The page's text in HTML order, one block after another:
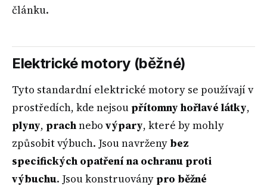
článku.
Elektrické motory (běžné)
Tyto standardní elektrické motory se používají v
prostředích, kde nejsoupřítomny hořlavé látky,
plyny, prachnebo výpary, které by mohly
způsobit výbuch. Jsou navrženy bez
specifických opatření na ochranu proti
výbuchu. Jsou konstruoványpro běžné